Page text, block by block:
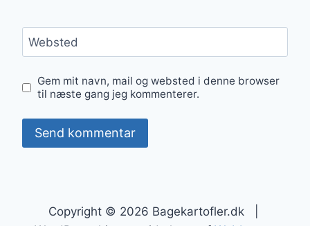
Websted
Gem mit navn, mail og websted i denne browser
til næste gang jeg kommenterer.
Copyright © 2026 Bagekartofler.dk |